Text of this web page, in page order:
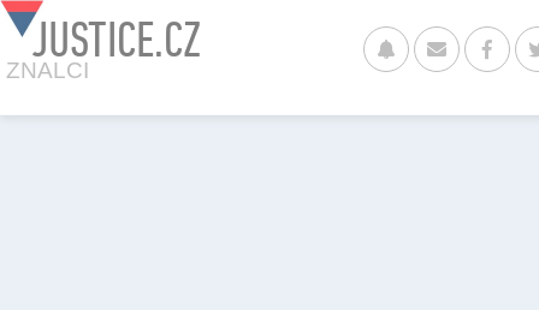
JUSTICE.CZ
ZNALCI